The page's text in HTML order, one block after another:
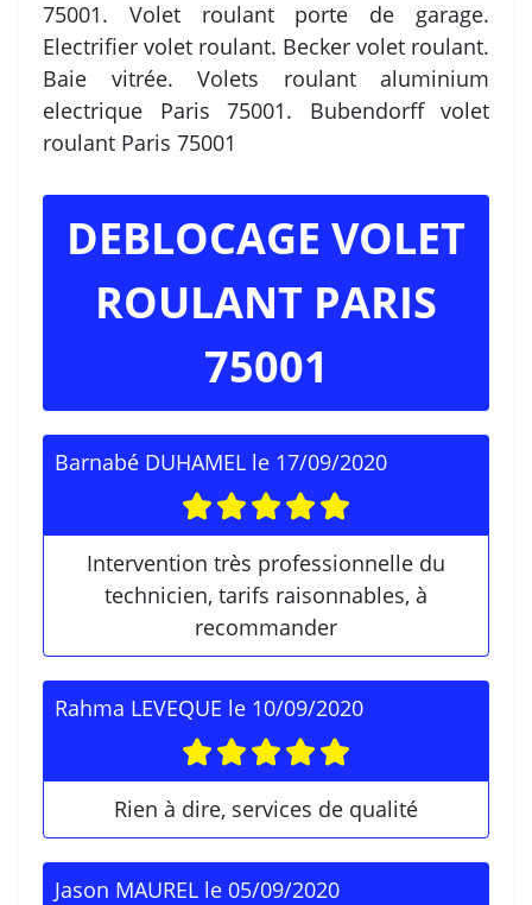
75001. Volet roulant porte de garage.
Electrifier volet roulant. Becker volet roulant.
Baie vitrée. Volets roulant aluminium
electrique Paris 75001. Bubendorff volet
roulant Paris 75001
DEBLOCAGE VOLET
ROULANT PARIS
75001
Barnabé DUHAMEL le 17/09/2020
Intervention très professionnelle du
technicien, tarifs raisonnables, à
recommander
Rahma LEVEQUE le 10/09/2020
Rien à dire, services de qualité
Jason MAUREL le 05/09/2020